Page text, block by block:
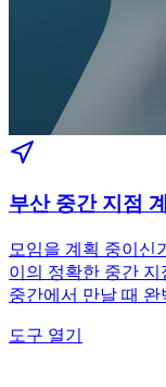
부산 중간 지점
모임을 계획 중이신
이의 정확한 중간
중간에서 만날 때 완
도구 열기